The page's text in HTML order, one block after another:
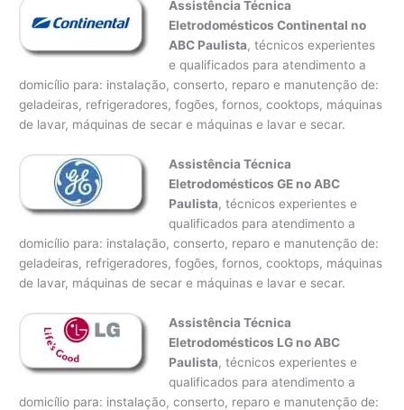
Assistência Técnica
Eletrodomésticos Continental no
ABC Paulista, técnicos experientes
e qualificados para atendimento a
domicílio para: instalação, conserto, reparo e manutenção de:
geladeiras, refrigeradores, fogões, fornos, cooktops, máquinas
de lavar, máquinas de secar e máquinas e lavar e secar.
Assistência Técnica
Eletrodomésticos GE no ABC
Paulista, técnicos experientes e
qualificados para atendimento a
domicílio para: instalação, conserto, reparo e manutenção de:
geladeiras, refrigeradores, fogões, fornos, cooktops, máquinas
de lavar, máquinas de secar e máquinas e lavar e secar.
Assistência Técnica
Eletrodomésticos LG no ABC
Paulista, técnicos experientes e
qualificados para atendimento a
domicílio para: instalação, conserto, reparo e manutenção de: